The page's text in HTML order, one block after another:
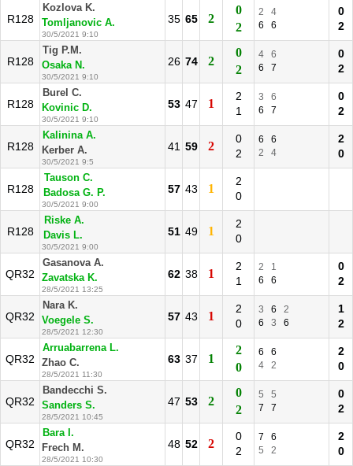
R128
Kozlova K.
Tomljanovic A.
30/5/2021 9:10
35 65 2
0
2
2
4
6
6
0
2
R128
Tig P.M.
Osaka N.
30/5/2021 9:10
26 74 2
0
2
4
6
6
7
0
2
R128
Burel C.
Kovinic D.
30/5/2021 9:10
53 47 1
2
1
3
6
6
7
0
2
R128
Kalinina A.
Kerber A.
30/5/2021 9:5
41 59 2
0
2
6
6
2
4
2
0
R128
Tauson C.
Badosa G. P.
30/5/2021 9:00
57 43 1
2
0
R128
Riske A.
Davis L.
30/5/2021 9:00
51 49 1
2
0
QR32
Gasanova A.
Zavatska K.
28/5/2021 13:25
62 38 1
2
1
2
1
6
6
0
2
QR32
Nara K.
Voegele S.
28/5/2021 12:30
57 43 1
2
0
3 6
2
6
3 6
1
2
QR32
Arruabarrena L.
Zhao C.
28/5/2021 11:30
63 37 1
2
0
6
6
4
2
2
0
QR32
Bandecchi S.
Sanders S.
28/5/2021 10:45
47 53 2
0
2
5
5
7
7
0
2
QR32
Bara I.
Frech M.
28/5/2021 10:30
48 52 2
0
2
7
6
5
2
2
0